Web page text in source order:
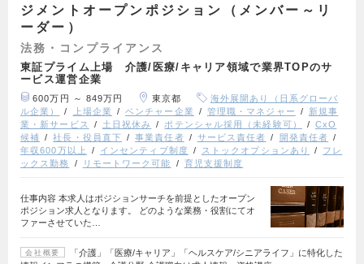
ジメントオープンポジション（メンバー～リ
ーダー）
法務・コンプライアンス
東証プライム上場 介護/医療/キャリア領域で業界TOPのサ
ービス運営企業
600万円 ～ 849万円 東京都
海外展開あり（日系グローバ
ル企業）
上場企業 ベンチャー企業 管理職・マネジャー
新規事
業・新サービス
土日祝休み ポテンシャル採用（未経験可）
CxO
候補
社長・役員直下 事業責任者 サービス責任者
開発責任者
年収600万以上
インセンティブ制度 ストックオプションあり
フレ
ックス勤務
リモートワーク可能 育児支援制度
仕事内容 本求人はポジションサーチを前提としたオープン
ポジション求人となります。 どのような業務・役割にてオ
ファーさせていた…
会社概要
「介護」「医療/キャリア」「ヘルスケア/シニアライフ」に特化した